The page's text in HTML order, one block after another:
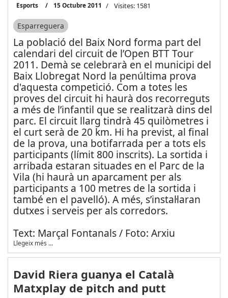
Esports 15 Octubre 2011 Visites: 1581
Esparreguera
La població del Baix Nord forma part del
calendari del circuit de l’Open BTT Tour
2011. Demà se celebrarà en el municipi del
Baix Llobregat Nord la penúltima prova
d'aquesta competició. Com a totes les
proves del circuit hi haurà dos recorreguts
a més de l’infantil que se realitzarà dins del
parc. El circuit llarg tindrà 45 quilòmetres i
el curt serà de 20 km. Hi ha previst, al final
de la prova, una botifarrada per a tots els
participants (límit 800 inscrits). La sortida i
arribada estaran situades en el Parc de la
Vila (hi haurà un aparcament per als
participants a 100 metres de la sortida i
també en el pavelló). A més, s’instal·laran
dutxes i serveis per als corredors.
Text: Marçal Fontanals / Foto: Arxiu
Llegeix més …
David Riera guanya el Català
Matxplay de pitch and putt